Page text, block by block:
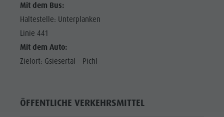
Mit dem Bus:
Haltestelle: Unterplanken
Linie 441
Mit dem Auto:
Zielort: Gsiesertal – Pichl
ÖFFENTLICHE VERKEHRSMITTEL